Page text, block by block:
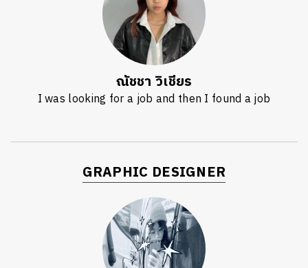
ณัชชา วิเชียร
I was looking for a job and then I found a job
GRAPHIC DESIGNER